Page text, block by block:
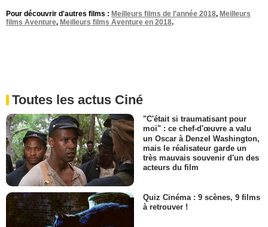
Pour découvrir d'autres films : Meilleurs films de l'année 2018, Meilleurs
films Aventure, Meilleurs films Aventure en 2018.
Toutes les actus Ciné
"C'était si traumatisant pour
moi" : ce chef-d'œuvre a valu
un Oscar à Denzel Washington,
mais le réalisateur garde un
très mauvais souvenir d'un des
acteurs du film
Quiz Cinéma : 9 scènes, 9 films
à retrouver !